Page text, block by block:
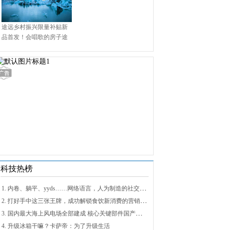
途远乡村振兴限量补贴新
品首发！会唱歌的房子途
科技热榜
1. 内卷、躺平、yyds……网络语言，人为制造的社交屏障？
2. 打好手中这三张王牌，成功解锁食饮新消费的营销密码
3. 国内最大海上风电场全部建成 核心关键部件国产化攻关未来可期
4. 升级冰箱干嘛？卡萨帝：为了升级生活